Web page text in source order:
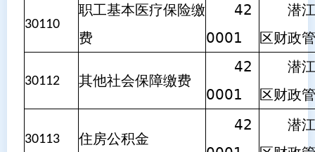
30110
职工基本医疗保险缴
费
42
0001
潜江
区财政
30112 其他社会保障缴费
42
0001
潜江
区财政
30113 住房公积金
42
潜江